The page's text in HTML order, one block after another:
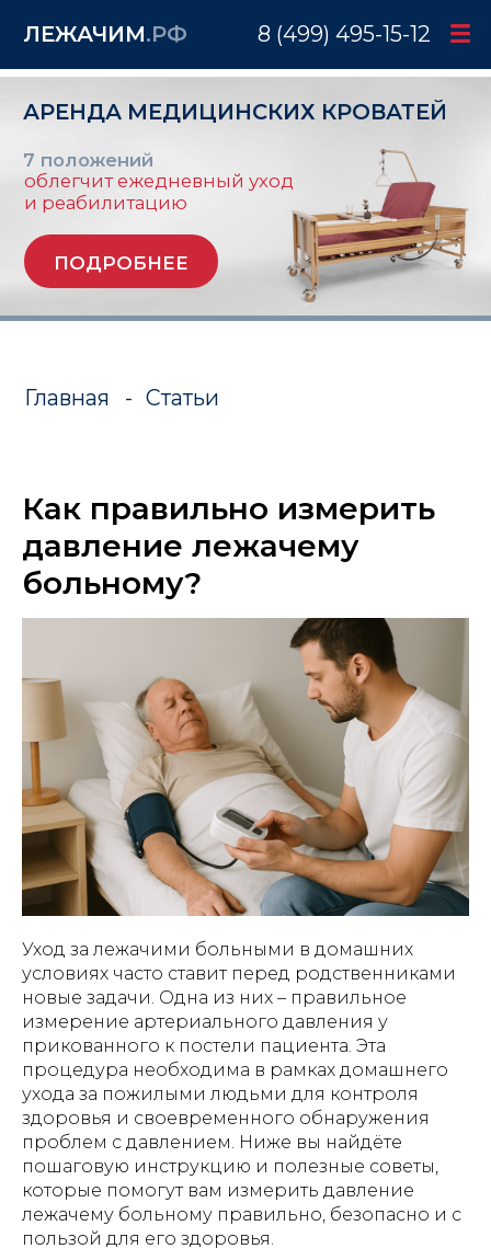
ЛЕЖАЧИМ.РФ 8 (499) 495-15-12
АРЕНДА МЕДИЦИНСКИХ КРОВАТЕЙ
ПОДРОБНЕЕ
7 положений
Главная - Статьи
Как правильно измерить
давление лежачему
больному?
Уход за лежачими больными в домашних
условиях часто ставит перед родственниками
новые задачи. Одна из них – правильное
измерение артериального давления у
прикованного к постели пациента. Эта
процедура необходима в рамках домашнего
ухода за пожилыми людьми для контроля
здоровья и своевременного обнаружения
проблем с давлением. Ниже вы найдёте
пошаговую инструкцию и полезные советы,
которые помогут вам измерить давление
лежачему больному правильно, безопасно и с
пользой для его здоровья.